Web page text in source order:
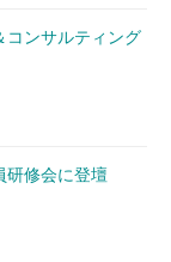
コンサルティング
研修会に登壇